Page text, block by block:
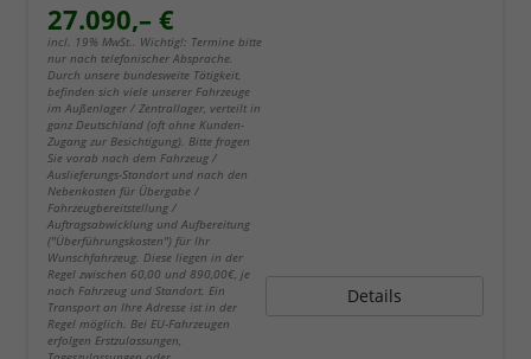
27.090,– €
incl. 19% MwSt.. Wichtig!: Termine bitte
nur nach telefonischer Absprache.
Durch unsere bundesweite Tätigkeit,
befinden sich viele unserer Fahrzeuge
im Außenlager / Zentrallager, verteilt in
ganz Deutschland (oft ohne Kunden-
Zugang zur Besichtigung). Bitte fragen
Sie vorab nach dem Fahrzeug /
Auslieferungs-Standort und nach den
Nebenkosten für Übergabe /
Fahrzeugbereitstellung /
Auftragsabwicklung und Aufbereitung
("Überführungskosten") für Ihr
Wunschfahrzeug. Diese liegen in der
Regel zwischen 60,00 und 890,00€, je
nach Fahrzeug und Standort. Ein
Transport an Ihre Adresse ist in der
Regel möglich. Bei EU-Fahrzeugen
erfolgen Erstzulassungen,
Details